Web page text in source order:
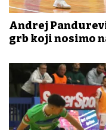
Andrej
grb koji nosimo